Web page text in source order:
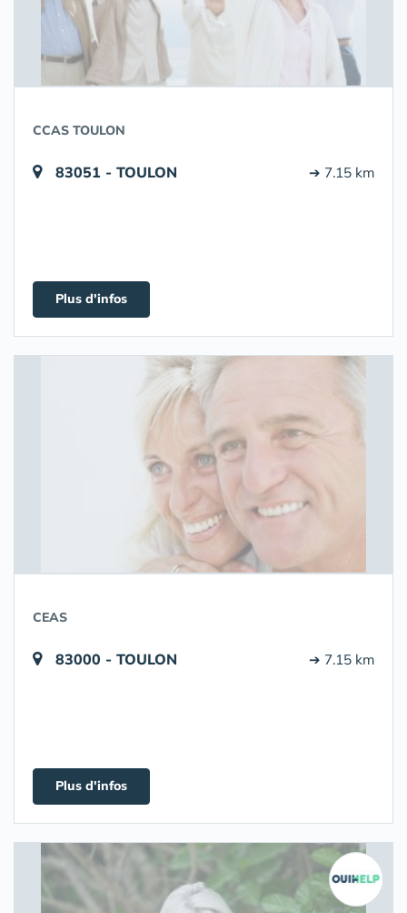
CCAS TOULON
83051 - TOULON ➔ 7.15 km
Plus d'infos
CEAS
83000 - TOULON ➔ 7.15 km
Plus d'infos